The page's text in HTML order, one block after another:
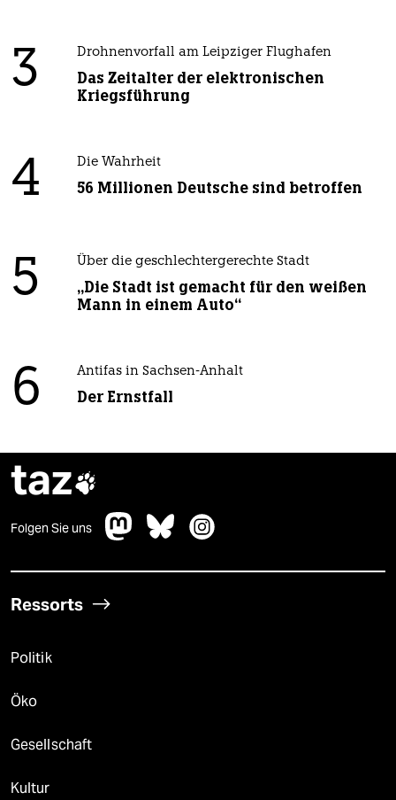
3 Drohnenvorfall am Leipziger Flughafen
Das Zeitalter der elektronischen
Kriegsführung
4 Die Wahrheit
56 Millionen Deutsche sind betroffen
5 Über die geschlechtergerechte Stadt
„Die Stadt ist gemacht für den weißen
Mann in einem Auto“
6 Antifas in Sachsen-Anhalt
Der Ernstfall
taz
Folgen Sie uns
Ressorts
Politik
Öko
Gesellschaft
Kultur